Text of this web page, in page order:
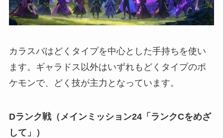
カラスバはどくタイプを中心とした手持ちを使い
ます。ギャラドス以外はいずれもどくタイプのポ
ケモンで、どく技が主力となっています。
Dランク戦（メインミッション24「ランクCをめざ
して」）